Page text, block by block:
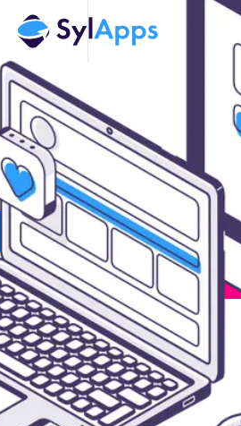
site
Rappel Gratuit
05 82 95 50 15